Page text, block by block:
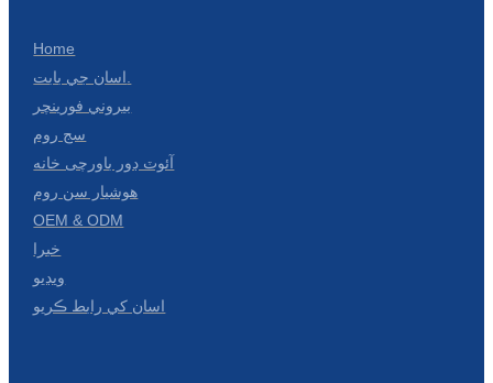
Home
بيروني فورينچر
سج روم
آئوٽ ڊور باورچی خانه
هوشيار سن روم
OEM & ODM
خبرا
ويڊيو
اسان کي رابط ڪريو